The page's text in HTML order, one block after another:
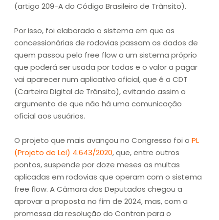
(artigo 209-A do Código Brasileiro de Trânsito).
Por isso, foi elaborado o sistema em que as
concessionárias de rodovias passam os dados de
quem passou pelo free flow a um sistema próprio
que poderá ser usada por todas e o valor a pagar
vai aparecer num aplicativo oficial, que é a CDT
(Carteira Digital de Trânsito), evitando assim o
argumento de que não há uma comunicação
oficial aos usuários.
O projeto que mais avançou no Congresso foi o PL
(Projeto de Lei) 4.643/2020, que, entre outros
pontos, suspende por doze meses as multas
aplicadas em rodovias que operam com o sistema
free flow. A Câmara dos Deputados chegou a
aprovar a proposta no fim de 2024, mas, com a
promessa da resolução do Contran para o